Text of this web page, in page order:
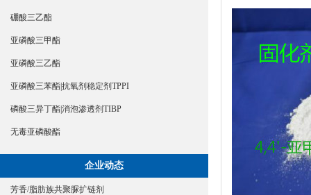
硼酸三乙酯
亚磷酸三甲酯
亚磷酸三乙酯
亚磷酸三苯酯|抗氧剂稳定剂TPPI
磷酸三异丁酯|消泡渗透剂TIBP
无毒亚磷酸酯
企业动态
芳香/脂肪族共聚脲扩链剂